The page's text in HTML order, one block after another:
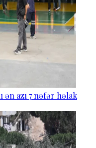
ən azı 7 nəfər həlak